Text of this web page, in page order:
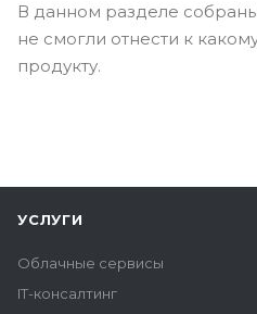
В данном разделе
не смогли отнести к
продукту.
УСЛУГИ
Облачные сервисы
IT-консалтинг